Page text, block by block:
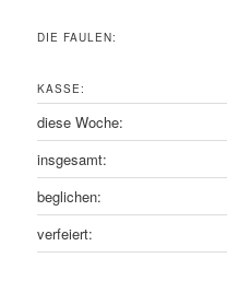
DIE FAULEN:
KASSE:
diese Woche:
insgesamt:
beglichen:
verfeiert: